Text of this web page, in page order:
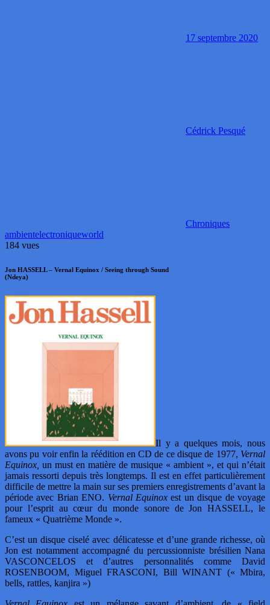
17 septembre 2020
Cédrick Pesqué
Chroniques
ambientelectroniqueworld
184 vues
Jon HASSELL – Vernal Equinox / Seeing through Sound
(Ndeya)
Il y a quelques mois, nous
avons pu voir enfin la réédition en CD de ce disque de 1977, Vernal
Equinox, un must en matière de musique « ambient », et qui n’était
jamais ressorti depuis très longtemps. Il est en effet particulièrement
difficile de mettre la main sur ses premiers enregistrements d’avant la
période avec Brian ENO. Vernal Equinox est un disque de voyage
pour l’esprit au cœur du monde sonore de Jon HASSELL, le
fameux « Quatrième Monde ».
C’est un disque ciselé avec délicatesse et d’une grande richesse, où
Jon est notamment accompagné du percussionniste brésilien Nana
VASCONCELOS et d’autres personnalités comme David
ROSENBOOM, Miguel FRASCONI, Bill WINANT (« Mbira,
bells, rattles, kanjira »)